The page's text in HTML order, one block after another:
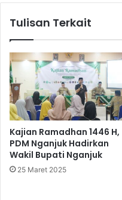
Tulisan Terkait
Kajian Ramadhan 1446 H,
PDM Nganjuk Hadirkan
Wakil Bupati Nganjuk
25 Maret 2025